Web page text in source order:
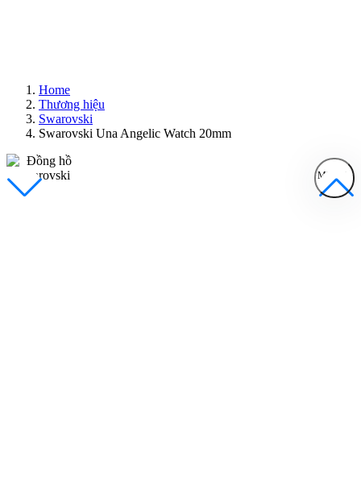
Home
Thương hiệu
Swarovski
Swarovski Una Angelic Watch 20mm
MENU
Đồng Hồ Nam